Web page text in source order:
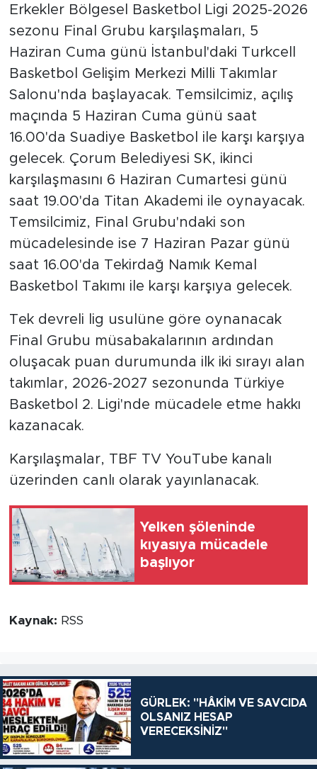
Erkekler Bölgesel Basketbol Ligi 2025-2026
sezonu Final Grubu karşılaşmaları, 5
Haziran Cuma günü İstanbul'daki Turkcell
Basketbol Gelişim Merkezi Milli Takımlar
Salonu'nda başlayacak. Temsilcimiz, açılış
maçında 5 Haziran Cuma günü saat
16.00'da Suadiye Basketbol ile karşı karşıya
gelecek. Çorum Belediyesi SK, ikinci
karşılaşmasını 6 Haziran Cumartesi günü
saat 19.00'da Titan Akademi ile oynayacak.
Temsilcimiz, Final Grubu'ndaki son
mücadelesinde ise 7 Haziran Pazar günü
saat 16.00'da Tekirdağ Namık Kemal
Basketbol Takımı ile karşı karşıya gelecek.
Tek devreli lig usulüne göre oynanacak
Final Grubu müsabakalarının ardından
oluşacak puan durumunda ilk iki sırayı alan
takımlar, 2026-2027 sezonunda Türkiye
Basketbol 2. Ligi'nde mücadele etme hakkı
kazanacak.
Karşılaşmalar, TBF TV YouTube kanalı
üzerinden canlı olarak yayınlanacak.
Yelken şöleninde
kıyasıya mücadele
başlıyor
Kaynak: RSS
GÜRLEK: "HÂKİM VE SAVCIDA
OLSANIZ HESAP
VERECEKSİNİZ"